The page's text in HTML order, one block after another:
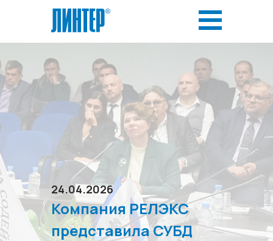
24.04.2026
Компания РЕЛЭКС
представила СУБД